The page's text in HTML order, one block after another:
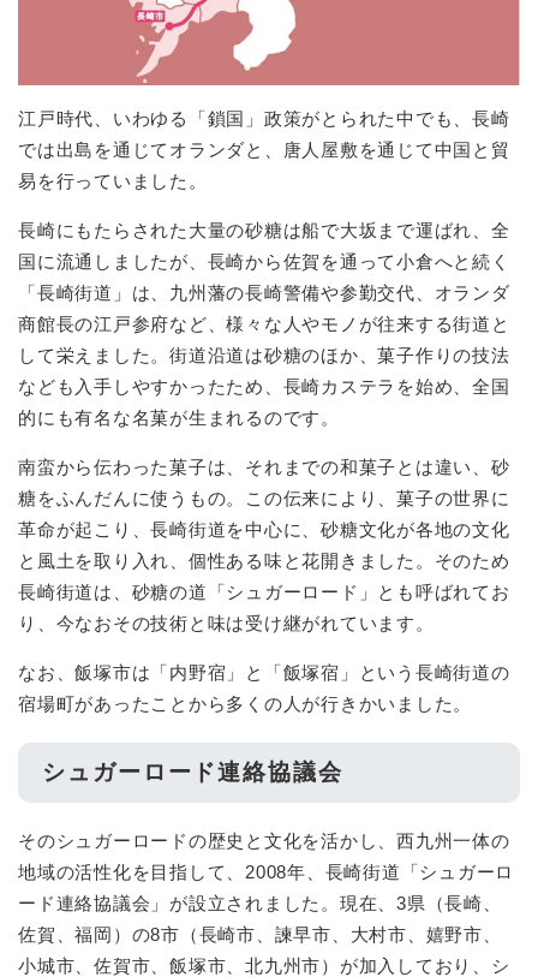
江戸時代、いわゆる「鎖国」政策がとられた中でも、長崎
では出島を通じてオランダと、唐人屋敷を通じて中国と貿
易を行っていました。
長崎にもたらされた大量の砂糖は船で大坂まで運ばれ、全
国に流通しましたが、長崎から佐賀を通って小倉へと続く
「長崎街道」は、九州藩の長崎警備や参勤交代、オランダ
商館長の江戸参府など、様々な人やモノが往来する街道と
して栄えました。街道沿道は砂糖のほか、菓子作りの技法
なども入手しやすかったため、長崎カステラを始め、全国
的にも有名な名菓が生まれるのです。
南蛮から伝わった菓子は、それまでの和菓子とは違い、砂
糖をふんだんに使うもの。この伝来により、菓子の世界に
革命が起こり、長崎街道を中心に、砂糖文化が各地の文化
と風土を取り入れ、個性ある味と花開きました。そのため
長崎街道は、砂糖の道「シュガーロード」とも呼ばれてお
り、今なおその技術と味は受け継がれています。
なお、飯塚市は「内野宿」と「飯塚宿」という長崎街道の
宿場町があったことから多くの人が行きかいました。
シュガーロード連絡協議会
そのシュガーロードの歴史と文化を活かし、西九州一体の
地域の活性化を目指して、2008年、長崎街道「シュガーロ
ード連絡協議会」が設立されました。現在、3県（長崎、
佐賀、福岡）の8市（長崎市、諫早市、大村市、嬉野市、
小城市、佐賀市、飯塚市、北九州市）が加入しており、シ